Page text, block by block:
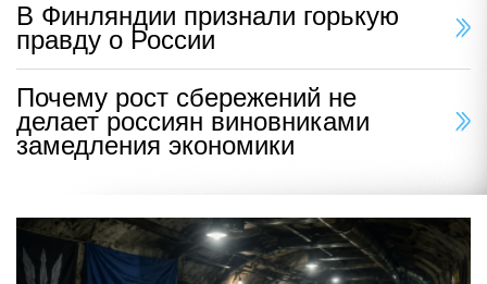
В Финляндии признали горькую
правду о России
Почему рост сбережений не
делает россиян виновниками
замедления экономики